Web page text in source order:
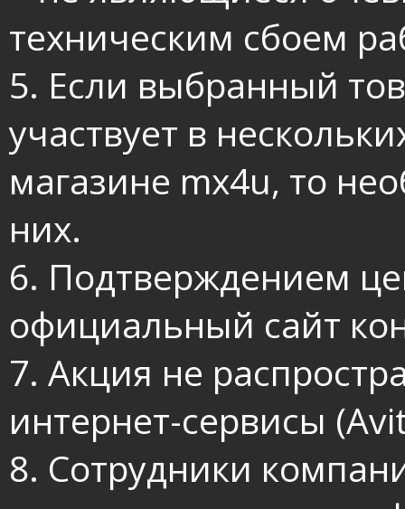
техническим сбоем
5. Если выбранный
участвует в
магазине mx4u, то
них.
6. Подтверждением
официальный сайт
7. Акция не
интернет-сервисы
8. Сотрудники